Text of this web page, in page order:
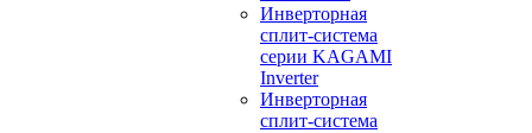
Инверторная
сплит-система
серии KAGAMI
Inverter
Инверторная
сплит-система